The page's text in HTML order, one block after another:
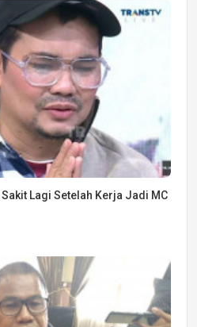
Lagi Setelah Kerja Jadi MC